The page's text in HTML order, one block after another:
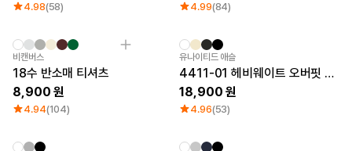
4.98(58) 4.99(84)
비캔버스
18수 반소매 티셔츠
8,900
4.94(104)
유나이티드 애슬
4411-01 헤비웨이트 오버핏 티셔츠
18,900
4.96(53)
기모
다운/패딩